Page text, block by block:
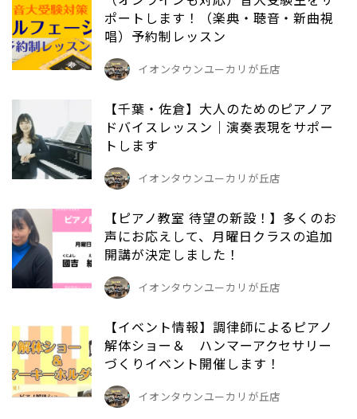
ポートします！（楽典・聴音・新曲視
唱）予約制レッスン
イオンタウンユーカリが丘店
【千葉・佐倉】大人のためのピアノア
ドバイスレッスン｜演奏表現をサポー
トします
イオンタウンユーカリが丘店
【ピアノ教室 待望の新設！】多くのお
声にお応えして、月曜日クラスの追加
開講が決定しました！
イオンタウンユーカリが丘店
【イベント情報】調律師によるピアノ
解体ショー＆ ハンマーアクセサリー
づくりイベント開催します！
イオンタウンユーカリが丘店